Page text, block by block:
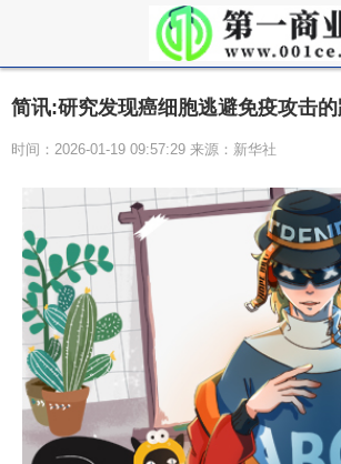
简讯:研究发现癌细胞逃避免疫攻击
时间：2026-01-19 09:57:29 来源：新华社